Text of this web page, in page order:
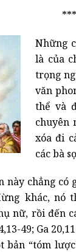
***
Những
là của
trọng
văn
thể và
chuyên
xóa đi
các bà
này chẳng
khác, nó
nữ, rồi đến
49; Ga
“tóm